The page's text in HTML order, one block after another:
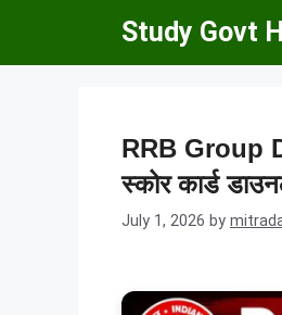
Study Govt
RRB Group
स्कोर कार्ड
July 1, 2026 by